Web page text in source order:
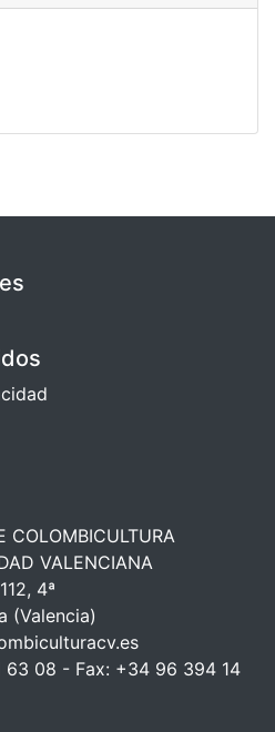
COLOMBICULTURA
VALENCIANA
4ª
(Valencia)
63 08 - Fax: +34 96 394 14